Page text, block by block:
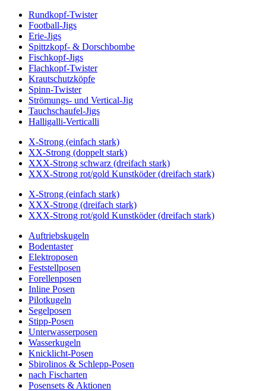
Rundkopf-Twister
Football-Jigs
Erie-Jigs
Spittzkopf- & Dorschbombe
Fischkopf-Jigs
Flachkopf-Twister
Krautschutzköpfe
Spinn-Twister
Strömungs- und Vertical-Jig
Tauchschaufel-Jigs
Halligalli-Verticalli
X-Strong (einfach stark)
XX-Strong (doppelt stark)
XXX-Strong schwarz (dreifach stark)
XXX-Strong rot/gold Kunstköder (dreifach stark)
X-Strong (einfach stark)
XXX-Strong (dreifach stark)
XXX-Strong rot/gold Kunstköder (dreifach stark)
Auftriebskugeln
Bodentaster
Elektroposen
Feststellposen
Forellenposen
Inline Posen
Pilotkugeln
Segelposen
Stipp-Posen
Unterwasserposen
Wasserkugeln
Knicklicht-Posen
Sbirolinos & Schlepp-Posen
nach Fischarten
Posensets & Aktionen